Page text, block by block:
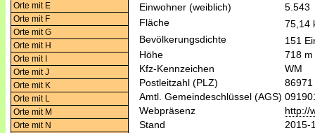
Orte mit E
Orte mit F
Orte mit G
Orte mit H
Orte mit I
Orte mit J
Orte mit K
Orte mit L
Orte mit M
Orte mit N
Einwohner (weiblich)
5.543
Fläche
75,14
Bevölkerungsdichte
151
Höhe
718 m
Kfz-Kennzeichen
WM
Postleitzahl (PLZ)
86971
Amtl. Gemeindeschlüssel (AGS)
Webpräsenz
http://
Stand
2015-